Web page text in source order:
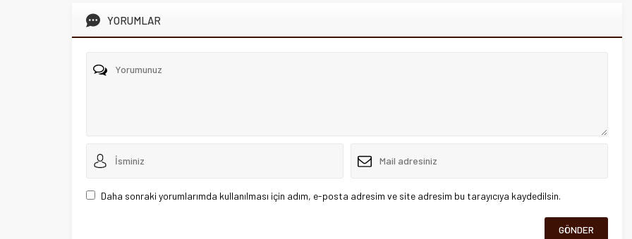
YORUMLAR
Daha sonraki yorumlarımda kullanılması için adım, e-posta adresim ve site adresim bu tarayıcıya kaydedilsin.